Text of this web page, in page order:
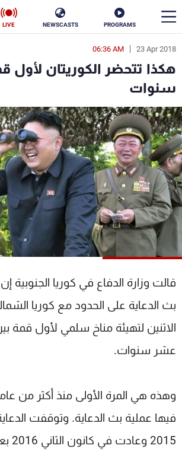
PROGRAMS
NEWSCASTS
LIVE
23 Apr 2018
06:36 AM
سنوات
قالت وزارة الدفاع في كوريا الجنوبية
بث الدعاية على الحدود مع كوريا
الاثنين لتهيئة مناخ سلمي لأول قمة
عشر سنوات.
وهذه هي المرة الأولى منذ أكثر من
فيها عملية بث الدعاية. وتوقفت
2015
en
الأخبار
سياسة ناس
إقتصاد فن
منوعات رياضة
كأس العالم
البرامج
جدول البرامج
شاهد البرامج
عن MTV
الإنـتـاج
لاعلاناتكم
وظائف